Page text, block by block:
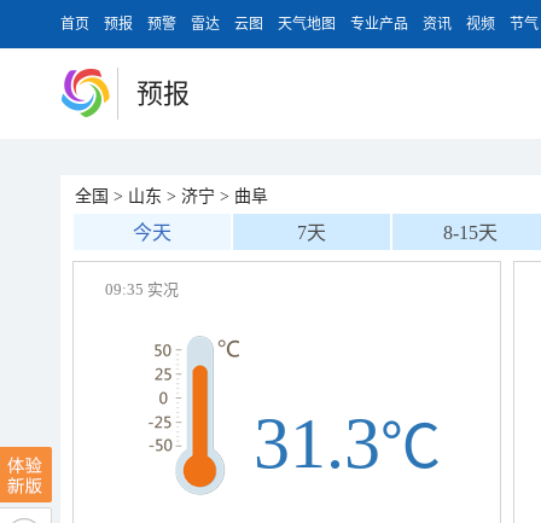
首页 预报 预警 雷达 云图 天气地图 专业产品 资讯 视频 节气
预报
全国 > 山东 > 济宁 > 曲阜
今天 7天 8-15天
09:35 实况
31.3℃